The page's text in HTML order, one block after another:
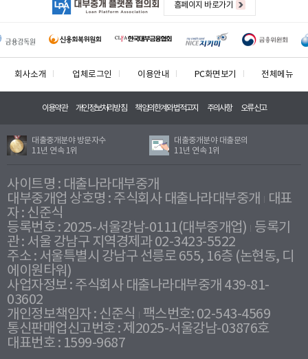
홈페이지 바로가기
회사소개 업체로그인 이용안내 PC화면보기 전체메뉴
이용약관 개인정보처리방침 책임의한계와법적고지 주의사항 오류신고
대출중개분야 방문자수
11년 연속 1위
대출중개분야 대출문의
11년 연속 1위
사이트명 : 대출나라대부중개
대부중개업 상호명 : 주식회사 대출나라대부중개
대표
자 : 신준식
등록번호 : 2025-서울강남-0111(대부중개업) 등록기
관 : 서울 강남구 지역경제과 02-3423-5522
주소 : 서울특별시 강남구 선릉로 655, 16층 (논현동, 디
에이원타워)
사업자정보 : 주식회사 대출나라대부중개 439-81-
03602
개인정보책임자 : 신준식
팩스번호: 02-543-4569
통신판매업신고번호 : 제2025-서울강남-03876호
대표번호 : 1599-9687